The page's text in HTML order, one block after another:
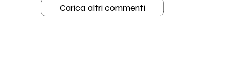
Carica altri commenti